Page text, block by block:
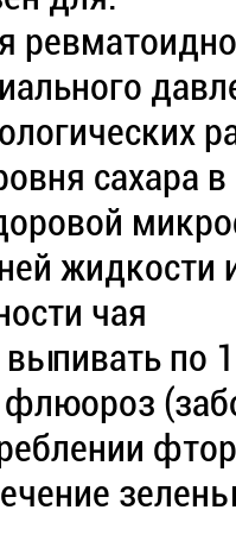
сахара
жидкости
чая
выпивать по